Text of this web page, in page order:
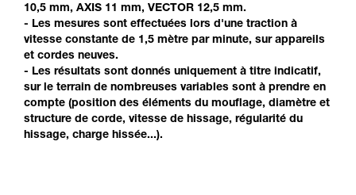
10,5 mm, AXIS 11 mm, VECTOR 12,5 mm.
- Les mesures sont effectuées lors d'une traction à
vitesse constante de 1,5 mètre par minute, sur appareils
et cordes neuves.
- Les résultats sont donnés uniquement à titre indicatif,
sur le terrain de nombreuses variables sont à prendre en
compte (position des éléments du mouflage, diamètre et
structure de corde, vitesse de hissage, régularité du
hissage, charge hissée...).